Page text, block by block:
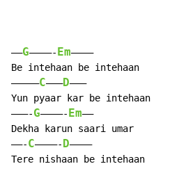
—–G————- Em———–
Be intehaan be intehaan
————–C——–D———
Yun pyaar kar be intehaan
———-G————- Em——
Dekha karun saari umar
——-C————- D———–
Tere nishaan be intehaan